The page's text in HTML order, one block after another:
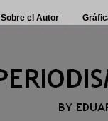
Sobre el Autor